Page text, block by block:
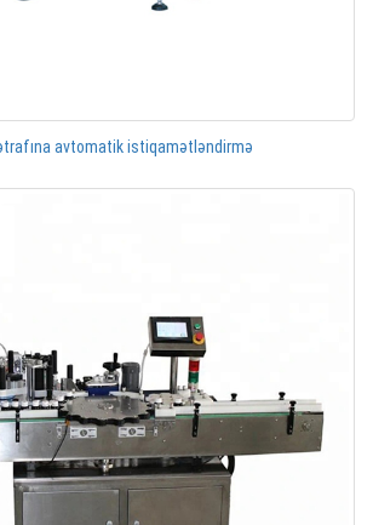
avtomatik istiqamətləndirmə